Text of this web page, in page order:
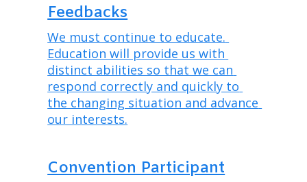
Feedbacks
We must continue to educate.
Education will provide us with
distinct abilities so that we can
respond correctly and quickly to
the changing situation and advance
our interests.
Convention Participant